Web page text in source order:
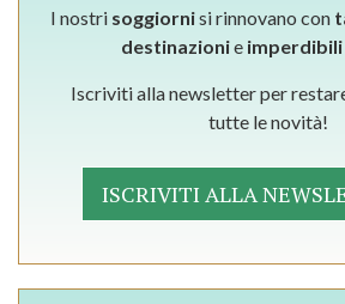
I nostri soggiornisi rinnovano con
destinazionie
Iscriviti alla newsletter per
tutte le novità!
ISCRIVITI ALLA